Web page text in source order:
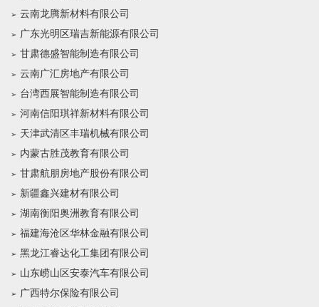
云南龙腾新材料有限公司
广东光明区瑞吉新能源有限公司
甘肃德盛智能制造有限公司
云南广汇房地产有限公司
台湾西展智能制造有限公司
河南信阳琪祥新材料有限公司
天津武清区丰瑞机械有限公司
内蒙古胜茂教育有限公司
甘肃航朋房地产股份有限公司
新疆鑫兴建材有限公司
湖南衡阳奥洲教育有限公司
福建海沧区华林金融有限公司
黑龙江睿达化工集团有限公司
山东崂山区安泰汽车有限公司
广西特尔保险有限公司